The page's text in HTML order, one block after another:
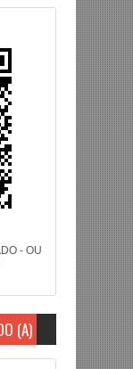
- OU
(A)